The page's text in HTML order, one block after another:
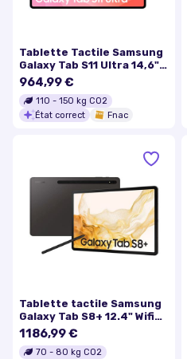
Tablette Tactile Samsung
Galaxy Tab S11 Ultra 14,6"
Wi-Fi 512 Go Gris
964,99 €
110 - 150 kg CO2
État correct
Fnac
Tablette tactile Samsung
Galaxy Tab S8+ 12.4" Wifi
256 Go Anthracite
1186,99 €
70 - 80 kg CO2